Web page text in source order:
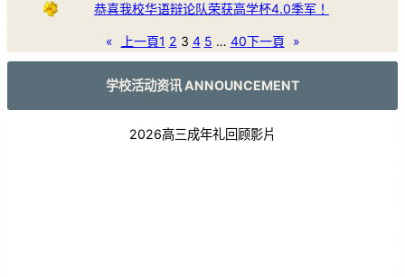
恭喜我校华语辩论队荣获高学杯4.0季军！
« 上一頁1 2 3 4 5 … 40下一頁 »
学校活动资讯 ANNOUNCEMENT
2026高三成年礼回顾影片